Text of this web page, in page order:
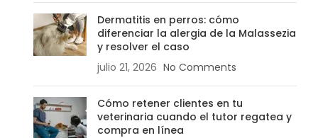
Dermatitis en perros: cómo
diferenciar la alergia de la Malassezia
y resolver el caso
julio 21, 2026 No Comments
Cómo retener clientes en tu
veterinaria cuando el tutor regatea y
compra en línea